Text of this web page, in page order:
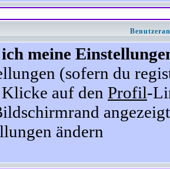
meine
(sofern du
auf den Profil-
ändern